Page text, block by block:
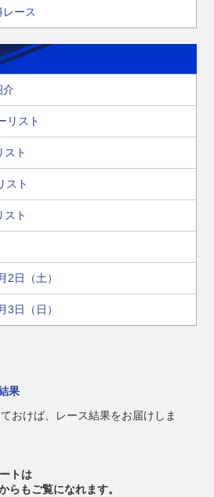
ース
介
リスト
スト
スト
スト
2日（土）
3日（日）
果
おけば、レース結果をお届けしま
トは
らもご覧になれます。